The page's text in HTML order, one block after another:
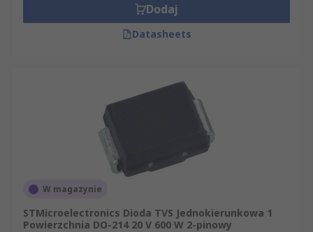
Dodaj
Datasheets
W magazynie
STMicroelectronics Dioda TVS Jednokierunkowa 1
Powierzchnia DO-214 20 V 600 W 2-pinowy